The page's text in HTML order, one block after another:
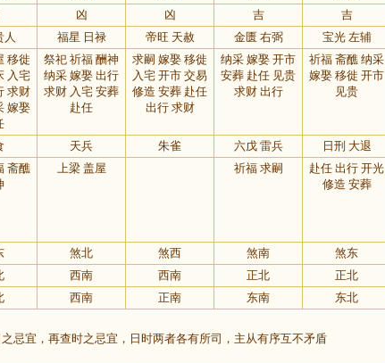
凶 凶 吉
吉
人 福星 日禄 帝旺 天赦 金匮 右弼 宝光 左辅
移徙
入宅
求财
嫁娶
祭祀 祈福 酬神
纳采 嫁娶 出行
求财 入宅 安葬
赴任
求嗣 嫁娶 移徙
入宅 开市 交易
修造 安葬 赴任
出行 求财
纳采 嫁娶 开市
安葬 赴任 见贵
求财 出行
祈福 斋醮 纳采
嫁娶 移徙 开市
见贵
天兵 朱雀 六戊 雷兵 日刑 大退
斋醮
上梁 盖屋 祈福 求嗣
赴任 出行 开光
修造 安葬
煞北 煞西 煞南
煞东
西南 西南 正北
正北
西南 正南 东南 东北
忌宜，再查时之忌宜，日时两者各有所司，主从有序互不矛盾